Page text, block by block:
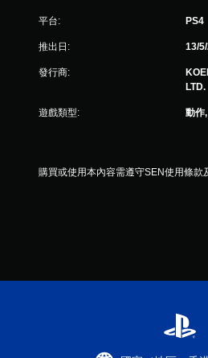
平台: PS4
推出日: 13/
發行商:
LTD.
遊戲類型: 動作
購買或使用本內容需遵守SEN使用條款